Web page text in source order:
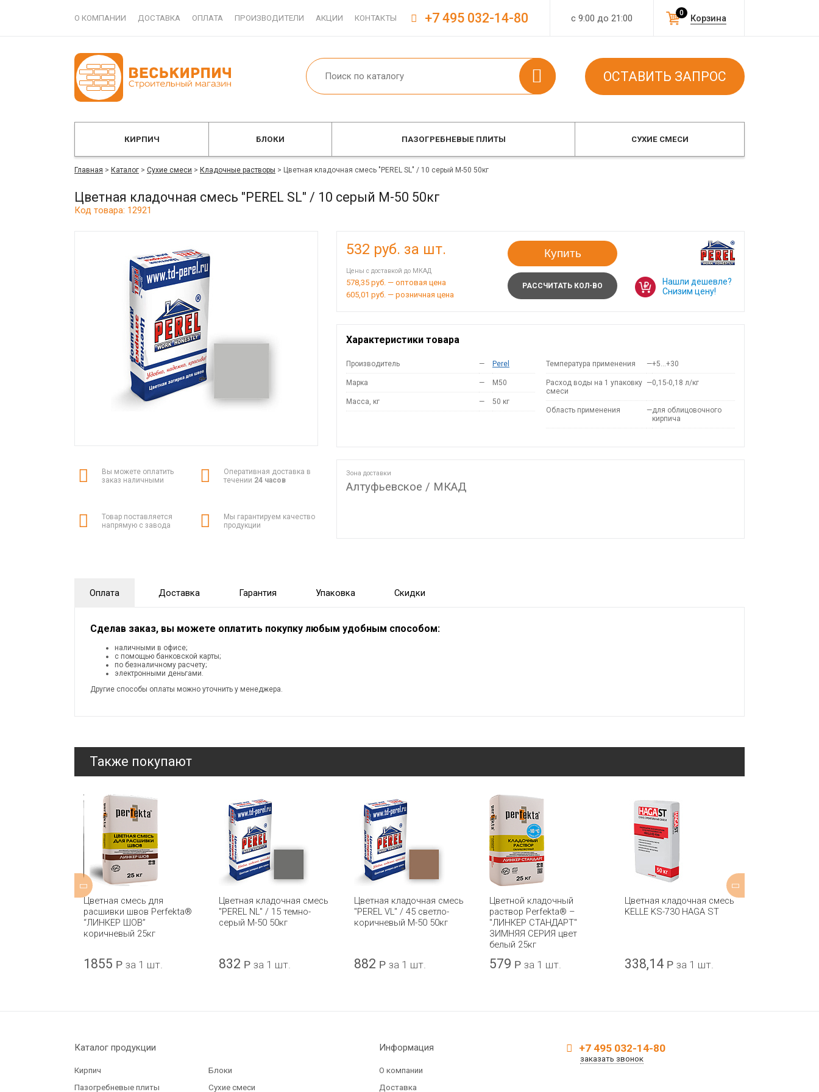
О КОМПАНИИ ДОСТАВКА ОПЛАТА ПРОИЗВОДИТЕЛИ АКЦИИ КОНТАКТЫ с 9:00 до 21:00 Корзина
0
+7 495 032-14-80
ОСТАВИТЬ ЗАПРОС
КИРПИЧ БЛОКИ ПАЗОГРЕБНЕВЫЕ ПЛИТЫ СУХИЕ СМЕСИ
Главная > Каталог > Сухие смеси > Кладочные растворы > Цветная кладочная смесь "PEREL SL" / 10 серый М-50 50кг
Цветная кладочная смесь "PEREL SL" / 10 серый М-50 50кг
Код товара: 12921
Вы можете оплатить
заказ наличными
Оперативная доставка в
течении 24 часов
Товар поставляется
напрямую с завода
Мы гарантируем качество
продукции
532 руб. за шт.
Цены с доставкой до МКАД
578,35 руб. — оптовая цена
605,01 руб. — розничная цена
Купить
РАССЧИТАТЬ КОЛ-ВО
Нашли дешевле?
Снизим цену!
Характеристики товара
Производитель — Perel
Марка — M50
Масса, кг — 50 кг
Температура применения —+5…+30
Расход воды на 1 упаковку
смеси
—0,15-0,18 л/кг
Область применения —для облицовочного
кирпича
Зона доставки
Алтуфьевское / МКАД
Оплата Доставка Гарантия Упаковка Скидки
Сделав заказ, вы можете оплатить покупку любым удобным способом:
наличными в офисе;
с помощью банковской карты;
по безналичному расчету;
электронными деньгами.
Другие способы оплаты можно уточнить у менеджера.
Также покупают
Цветная смесь для
расшивки швов Perfekta®
“ЛИНКЕР ШОВ”
коричневый 25кг
1855 Р за 1 шт.
Цветная кладочная смесь
"PEREL NL" / 15 темно-
серый М-50 50кг
832 Р за 1 шт.
Цветная кладочная смесь
"PEREL VL" / 45 светло-
коричневый М-50 50кг
882 Р за 1 шт.
Цветной кладочный
раствор Perfekta® –
"ЛИНКЕР СТАНДАРТ"
ЗИМНЯЯ СЕРИЯ цвет
белый 25кг
579 Р за 1 шт.
Цветная кладочная смесь
KELLE KS-730 HAGA ST
338,14 Р за 1 шт.
Каталог продукции
Кирпич
Блоки
Пазогребневые плиты
Сухие смеси
Информация
О компании
Доставка
+7 495 032-14-80
заказать звонок